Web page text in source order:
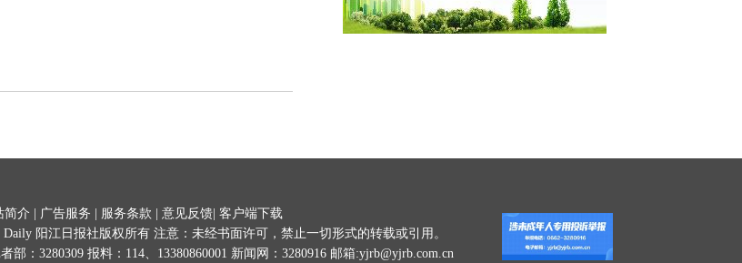
简介 广告服务 服务条款 意见反馈 客户端下载
Daily 阳江日报社版权所有 注意：未经书面许可，禁止一切形式的转载或引用。
部：3280309 报料：114、13380860001 新闻网：3280916 邮箱:yjrb@yjrb.com.cn